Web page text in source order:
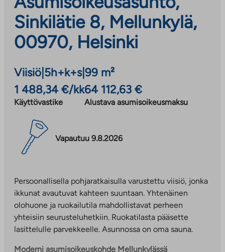
Sinkilätie 8, Mellunkylä,
00970, Helsinki
Viisiö 5h+k+s|99 m²
1 488,34 €/kk
Käyttövastike
64 112,63 €
Alustava asumisoikeusmaksu
Vapautuu 9.8.2026
Persoonallisella pohjaratkaisulla varustettu viisiö, jonka
ikkunat avautuvat kahteen suuntaan. Yhtenäinen
olohuone ja ruokailutila mahdollistavat perheen
yhteisiin seurusteluhetkiin. Ruokatilasta pääsette
lasittelulle parvekkeelle. Asunnossa on oma sauna.
Moderni asumisoikeuskohde Mellunkylässä